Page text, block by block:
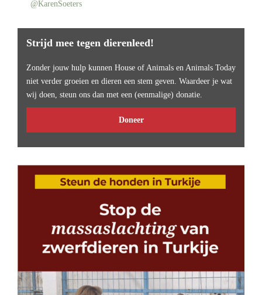
@KarenSoeters
Strijd mee tegen dierenleed!
Zonder jouw hulp kunnen House of Animals en Animals Today
niet verder groeien en dieren een stem geven. Waardeer je wat
wij doen, steun ons dan met een (eenmalige) donatie.
Doneer